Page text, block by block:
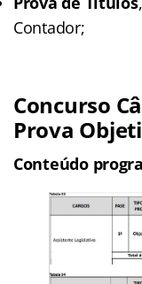
Contador;
Concurso
Prova
Conteúdo